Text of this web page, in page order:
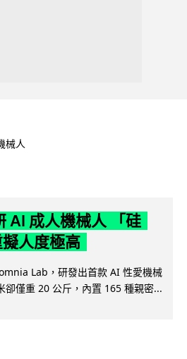
械人
AI 成人機械人 「硅
人度極高
Lab，研發出首款 AI 性愛機械
卻僅重 20 公斤，內置 165 種親密...